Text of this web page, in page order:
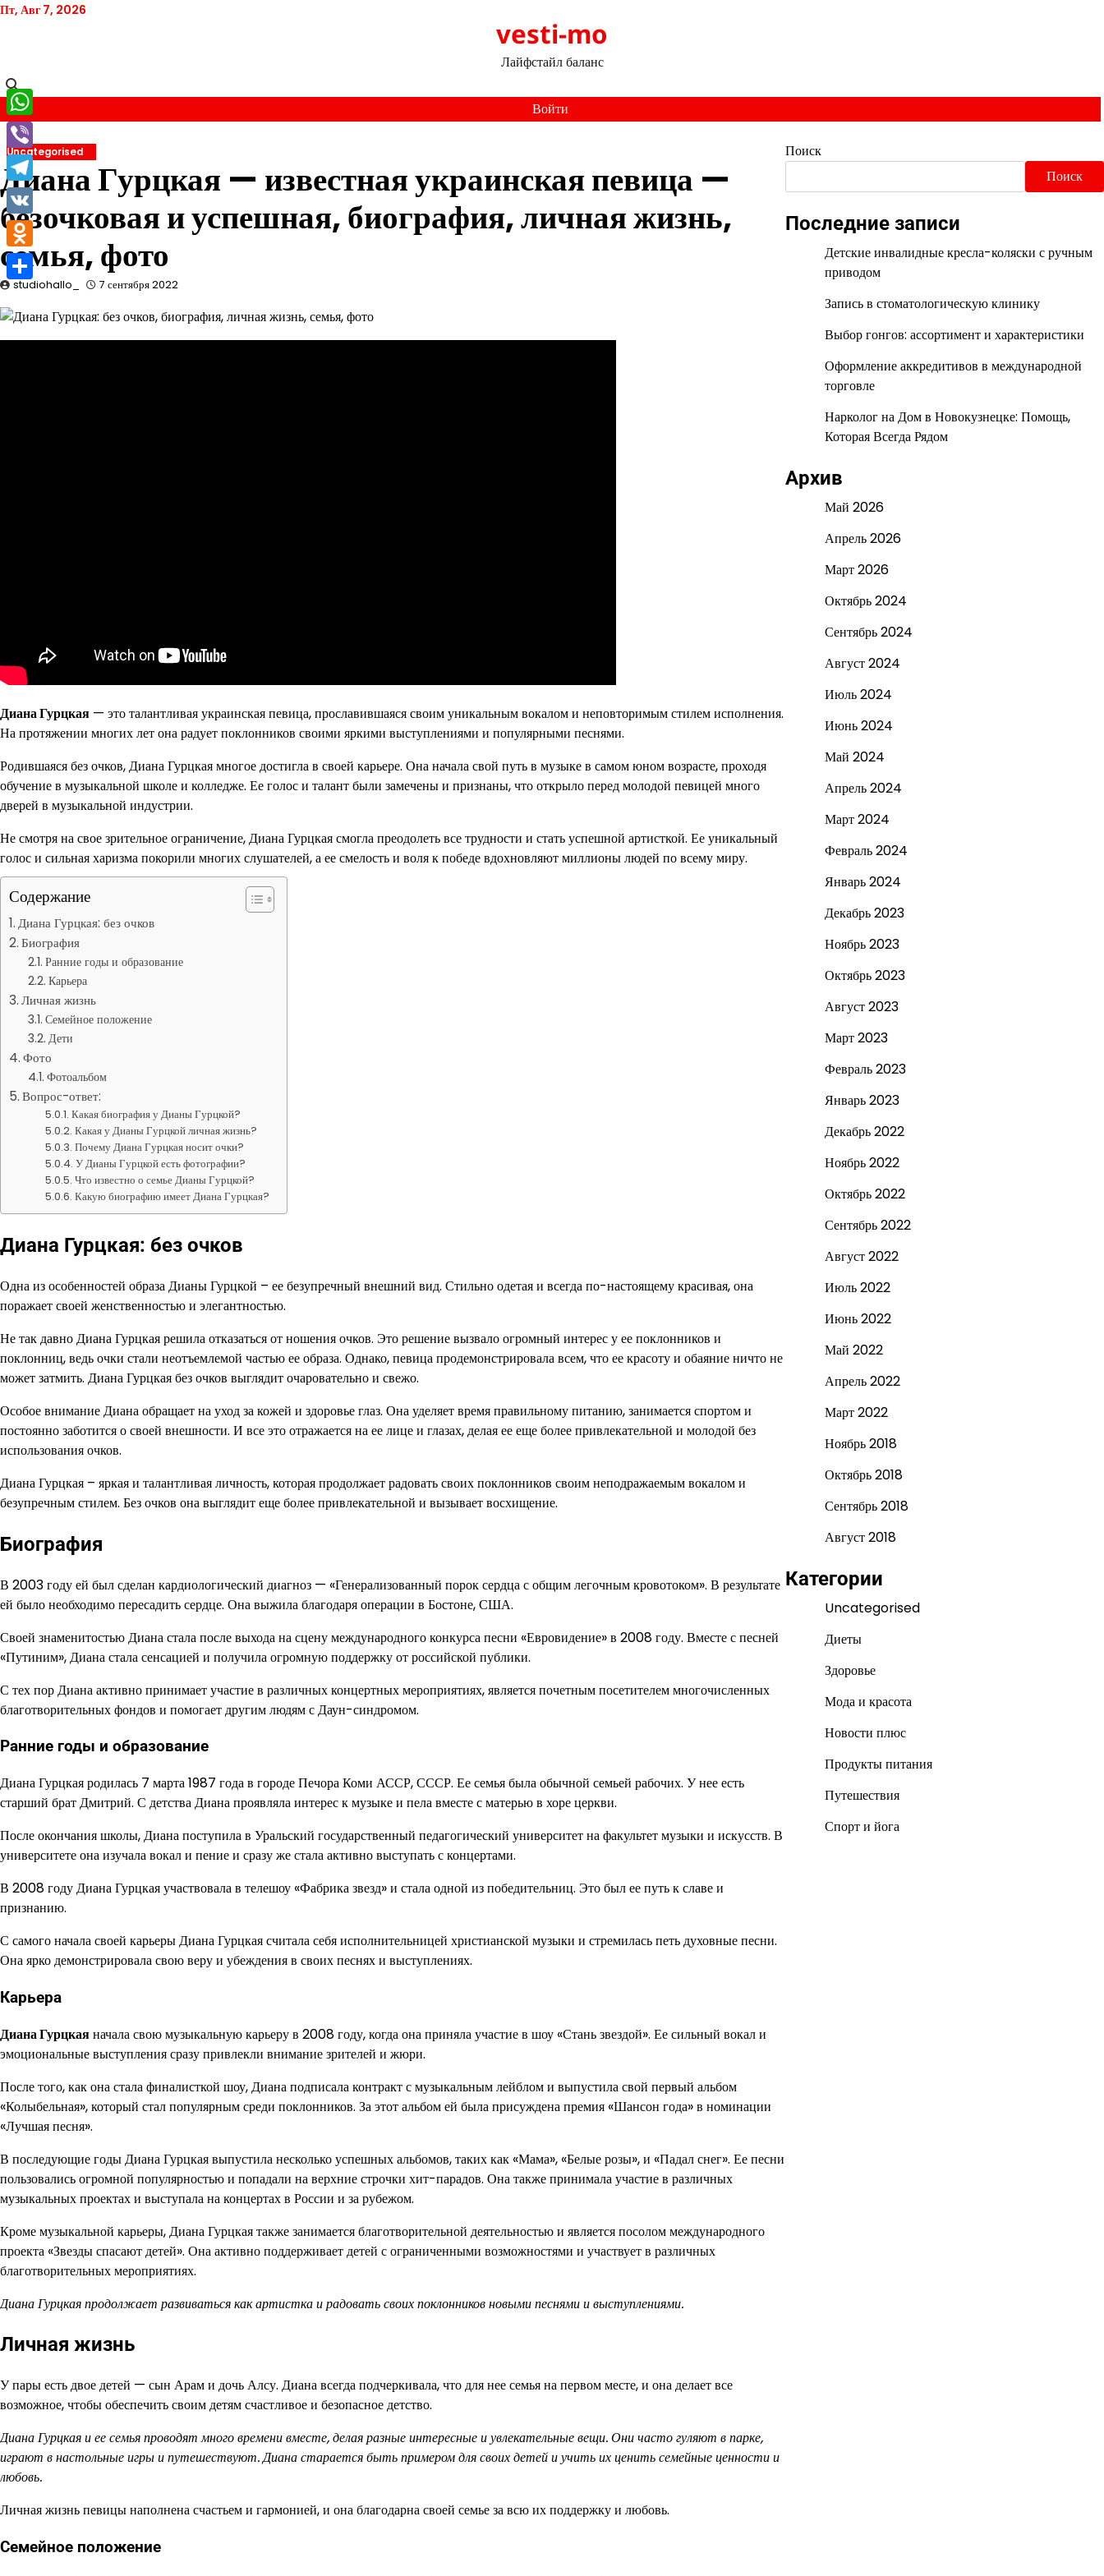
Перейти
Пт, Авг 7, 2026
vesti-mo
Лайфстайл баланс
Войти
Uncategorised
Диана Гурцкая — известная украинская певица —
безочковая и успешная, биография, личная жизнь,
семья, фото
studiohallo_ 7 сентября 2022
Диана Гурцкая — это талантливая украинская певица, прославившаяся своим уникальным вокалом и неповторимым стилем исполнения.
На протяжении многих лет она радует поклонников своими яркими выступлениями и популярными песнями.
Родившаяся без очков, Диана Гурцкая многое достигла в своей карьере. Она начала свой путь в музыке в самом юном возрасте, проходя
обучение в музыкальной школе и колледже. Ее голос и талант были замечены и признаны, что открыло перед молодой певицей много
дверей в музыкальной индустрии.
Не смотря на свое зрительное ограничение, Диана Гурцкая смогла преодолеть все трудности и стать успешной артисткой. Ее уникальный
голос и сильная харизма покорили многих слушателей, а ее смелость и воля к победе вдохновляют миллионы людей по всему миру.
Содержание
Диана Гурцкая: без очков
Биография
Ранние годы и образование
Карьера
Личная жизнь
Семейное положение
Дети
Фото
Фотоальбом
Вопрос-ответ:
Какая биография у Дианы Гурцкой?
Какая у Дианы Гурцкой личная жизнь?
Почему Диана Гурцкая носит очки?
У Дианы Гурцкой есть фотографии?
Что известно о семье Дианы Гурцкой?
Какую биографию имеет Диана Гурцкая?
Диана Гурцкая: без очков
Одна из особенностей образа Дианы Гурцкой – ее безупречный внешний вид. Стильно одетая и всегда по-настоящему красивая, она
поражает своей женственностью и элегантностью.
Не так давно Диана Гурцкая решила отказаться от ношения очков. Это решение вызвало огромный интерес у ее поклонников и
поклонниц, ведь очки стали неотъемлемой частью ее образа. Однако, певица продемонстрировала всем, что ее красоту и обаяние ничто не
может затмить. Диана Гурцкая без очков выглядит очаровательно и свежо.
Особое внимание Диана обращает на уход за кожей и здоровье глаз. Она уделяет время правильному питанию, занимается спортом и
постоянно заботится о своей внешности. И все это отражается на ее лице и глазах, делая ее еще более привлекательной и молодой без
использования очков.
Диана Гурцкая – яркая и талантливая личность, которая продолжает радовать своих поклонников своим неподражаемым вокалом и
безупречным стилем. Без очков она выглядит еще более привлекательной и вызывает восхищение.
Биография
В 2003 году ей был сделан кардиологический диагноз — «Генерализованный порок сердца с общим легочным кровотоком». В результате
ей было необходимо пересадить сердце. Она выжила благодаря операции в Бостоне, США.
Своей знаменитостью Диана стала после выхода на сцену международного конкурса песни «Евровидение» в 2008 году. Вместе с песней
«Путиним», Диана стала сенсацией и получила огромную поддержку от российской публики.
С тех пор Диана активно принимает участие в различных концертных мероприятиях, является почетным посетителем многочисленных
благотворительных фондов и помогает другим людям с Даун-синдромом.
Ранние годы и образование
Диана Гурцкая родилась 7 марта 1987 года в городе Печора Коми АССР, СССР. Ее семья была обычной семьей рабочих. У нее есть
старший брат Дмитрий. С детства Диана проявляла интерес к музыке и пела вместе с матерью в хоре церкви.
После окончания школы, Диана поступила в Уральский государственный педагогический университет на факультет музыки и искусств. В
университете она изучала вокал и пение и сразу же стала активно выступать с концертами.
В 2008 году Диана Гурцкая участвовала в телешоу «Фабрика звезд» и стала одной из победительниц. Это был ее путь к славе и
признанию.
С самого начала своей карьеры Диана Гурцкая считала себя исполнительницей христианской музыки и стремилась петь духовные песни.
Она ярко демонстрировала свою веру и убеждения в своих песнях и выступлениях.
Карьера
Диана Гурцкаяначала свою музыкальную карьеру в 2008 году, когда она приняла участие в шоу «Стань звездой». Ее сильный вокал и
эмоциональные выступления сразу привлекли внимание зрителей и жюри.
После того, как она стала финалисткой шоу, Диана подписала контракт с музыкальным лейблом и выпустила свой первый альбом
«Колыбельная», который стал популярным среди поклонников. За этот альбом ей была присуждена премия «Шансон года» в номинации
«Лучшая песня».
В последующие годы Диана Гурцкая выпустила несколько успешных альбомов, таких как «Мама», «Белые розы», и «Падал снег». Ее песни
пользовались огромной популярностью и попадали на верхние строчки хит-парадов. Она также принимала участие в различных
музыкальных проектах и выступала на концертах в России и за рубежом.
Кроме музыкальной карьеры, Диана Гурцкая также занимается благотворительной деятельностью и является посолом международного
проекта «Звезды спасают детей». Она активно поддерживает детей с ограниченными возможностями и участвует в различных
благотворительных мероприятиях.
Диана Гурцкая продолжает развиваться как артистка и радовать своих поклонников новыми песнями и выступлениями.
Личная жизнь
У пары есть двое детей — сын Арам и дочь Алсу. Диана всегда подчеркивала, что для нее семья на первом месте, и она делает все
возможное, чтобы обеспечить своим детям счастливое и безопасное детство.
Диана Гурцкая и ее семья проводят много времени вместе, делая разные интересные и увлекательные вещи. Они часто гуляют в парке,
играют в настольные игры и путешествуют. Диана старается быть примером для своих детей и учить их ценить семейные ценности и
любовь.
Личная жизнь певицы наполнена счастьем и гармонией, и она благодарна своей семье за всю их поддержку и любовь.
Семейное положение
Поиск
Поиск
Последние записи
Детские инвалидные кресла-коляски с ручным
приводом
Запись в стоматологическую клинику
Выбор гонгов: ассортимент и характеристики
Оформление аккредитивов в международной
торговле
Нарколог на Дом в Новокузнецке: Помощь,
Которая Всегда Рядом
Архив
Май 2026
Апрель 2026
Март 2026
Октябрь 2024
Сентябрь 2024
Август 2024
Июль 2024
Июнь 2024
Май 2024
Апрель 2024
Март 2024
Февраль 2024
Январь 2024
Декабрь 2023
Ноябрь 2023
Октябрь 2023
Август 2023
Март 2023
Февраль 2023
Январь 2023
Декабрь 2022
Ноябрь 2022
Октябрь 2022
Сентябрь 2022
Август 2022
Июль 2022
Июнь 2022
Май 2022
Апрель 2022
Март 2022
Ноябрь 2018
Октябрь 2018
Сентябрь 2018
Август 2018
Категории
Uncategorised
Диеты
Здоровье
Мода и красота
Новости плюс
Продукты питания
Путешествия
Спорт и йога
WhatsApp
Viber
Telegram
VK
Odnoklassniki
Отправить